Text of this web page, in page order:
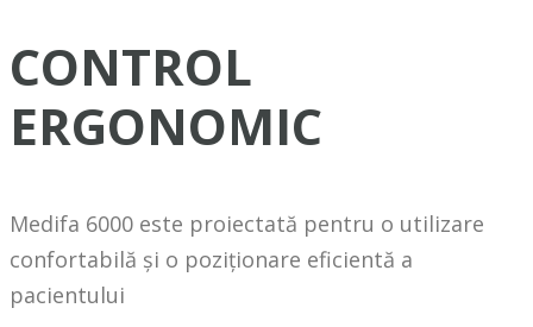
CONTROL
ERGONOMIC
Medifa 6000 este proiectată pentru o utilizare
confortabilă și o poziționare eficientă a
pacientului